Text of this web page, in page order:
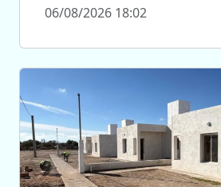
06/08/2026 18:02